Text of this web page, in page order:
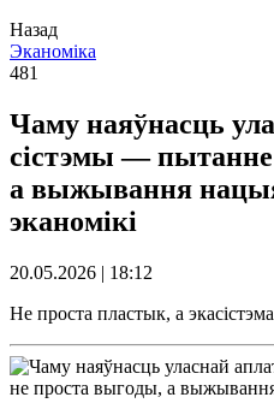
Назад
Эканоміка
481
Чаму наяўнасць
сістэмы —
а выжывання
эканомікі
20.05.2026 | 18:12
Не проста пластык, а экасістэма